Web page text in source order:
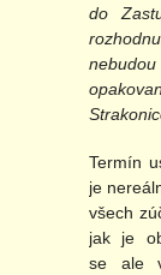
do
Termín
je
všech
jak je
se ale